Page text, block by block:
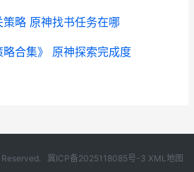
略 原神找书任务在哪
略合集》 原神探索完成度
冀ICP备2025118085号-3 XML地图